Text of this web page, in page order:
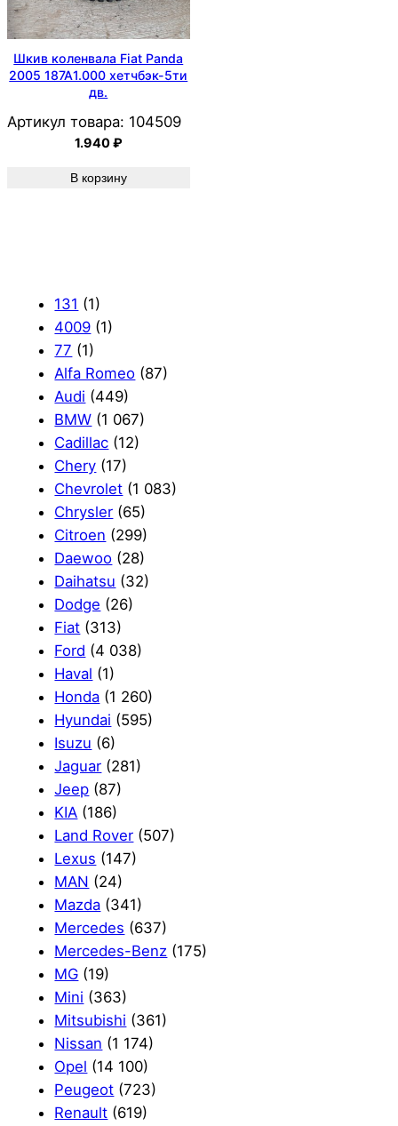
Шкив коленвала Fiat Panda
2005 187A1.000 хетчбэк-5ти
дв.
Артикул товара: 104509
1.940₽
В корзину
131 (1)
4009 (1)
77 (1)
Alfa Romeo (87)
Audi (449)
BMW (1 067)
Cadillac (12)
Chery (17)
Chevrolet (1 083)
Chrysler (65)
Citroen (299)
Daewoo (28)
Daihatsu (32)
Dodge (26)
Fiat (313)
Ford (4 038)
Haval (1)
Honda (1 260)
Hyundai (595)
Isuzu (6)
Jaguar (281)
Jeep (87)
KIA (186)
Land Rover (507)
Lexus (147)
MAN (24)
Mazda (341)
Mercedes (637)
Mercedes-Benz (175)
MG (19)
Mini (363)
Mitsubishi (361)
Nissan (1 174)
Opel (14 100)
Peugeot (723)
Renault (619)